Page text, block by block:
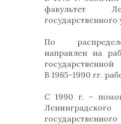
факультет
государственного
По
направлен на
государственной
В 1985-1990 гг.
С 1990 г. –
Ленинградского